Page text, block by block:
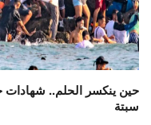
حين ينكسر الحلم.. شهادات
سبتة